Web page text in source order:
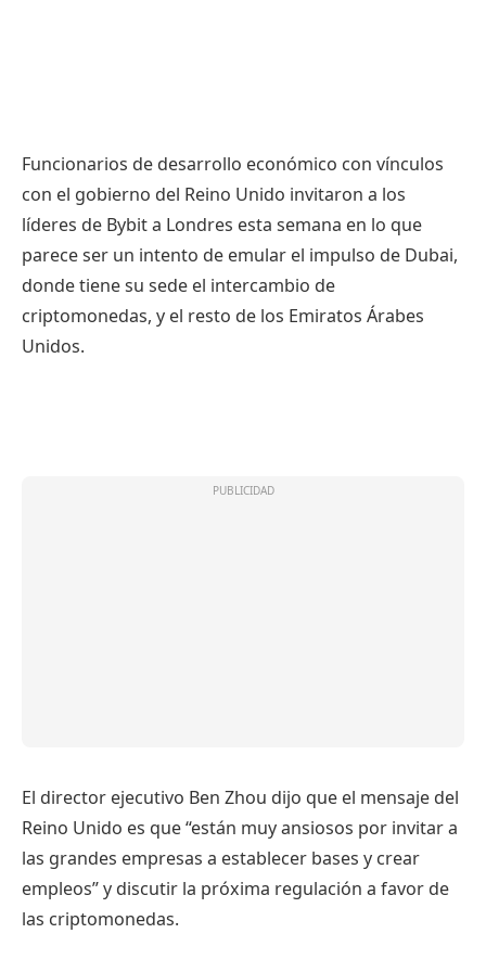
Funcionarios de desarrollo económico con vínculos
con el gobierno del Reino Unido invitaron a los
líderes de Bybit a Londres esta semana en lo que
parece ser un intento de emular el impulso de Dubai,
donde tiene su sede el intercambio de
criptomonedas, y el resto de los Emiratos Árabes
Unidos.
El director ejecutivo Ben Zhou dijo que el mensaje del
Reino Unido es que “están muy ansiosos por invitar a
las grandes empresas a establecer bases y crear
empleos” y discutir la próxima regulación a favor de
las criptomonedas.